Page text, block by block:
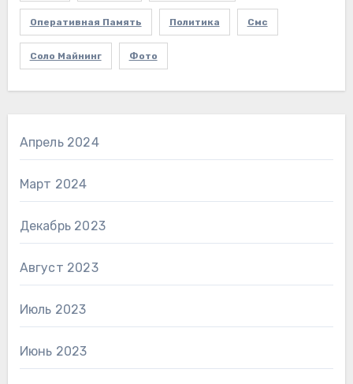
Оперативная Память Политика Смс
Соло Майнинг Фото
Апрель 2024
Март 2024
Декабрь 2023
Август 2023
Июль 2023
Июнь 2023